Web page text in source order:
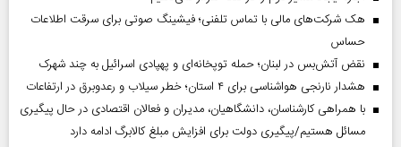
هک شرکت‌های مالی با تماس تلفنی؛ فیشینگ صوتی برای سرقت اطلاعات
حساس
نقض آتش‌بس در لبنان؛ حمله توپخانه‌ای و پهپادی اسرائیل به چند شهرک
هشدار نارنجی هواشناسی برای ۴ استان؛ خطر سیلاب و رعدوبرق در ارتفاعات
با همراهی کارشناسان، دانشگاهیان، مدیران و فعالان اقتصادی در حال پیگیری
مسائل هستیم/پیگیری دولت برای افزایش مبلغ کالابرگ ادامه دارد